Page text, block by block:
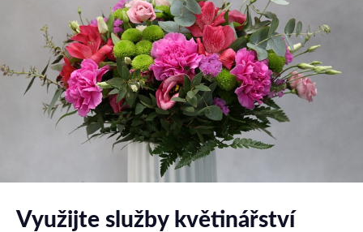
Využijte služby květinářství